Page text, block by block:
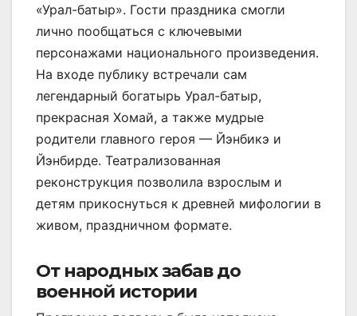
«Урал-батыр». Гости праздника смогли
лично пообщаться с ключевыми
персонажами национального произведения.
На входе публику встречали сам
легендарный богатырь Урал-батыр,
прекрасная Хомай, а также мудрые
родители главного героя — Йэнбикэ и
Йэнбирде. Театрализованная
реконструкция позволила взрослым и
детям прикоснуться к древней мифологии в
живом, праздничном формате.
От народных забав до
военной истории